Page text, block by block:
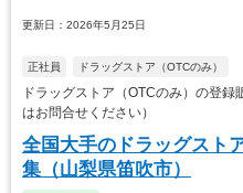
更新日：2026年5月25日
正社員 ドラッグストア（OTCのみ）
ドラッグストア（OTCのみ）の登
はお問合せください）
全国大手のドラッグスト
集（山梨県笛吹市）